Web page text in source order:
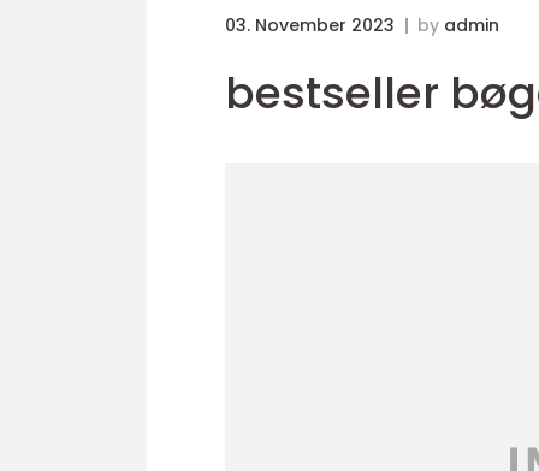
03. November 2023 by admin
bestseller